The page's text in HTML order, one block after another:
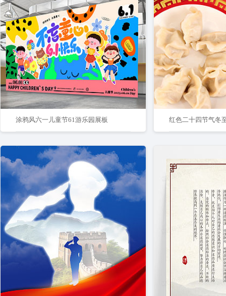
涂鸦风六一儿童节61游乐园展板 红色二十四节气冬